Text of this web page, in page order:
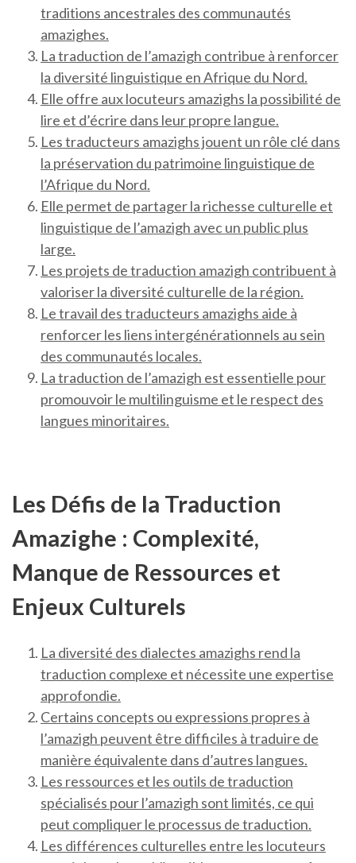
traditions ancestrales des communautés
amazighes.
La traduction de l’amazigh contribue à renforcer
la diversité linguistique en Afrique du Nord.
Elle offre aux locuteurs amazighs la possibilité de
lire et d’écrire dans leur propre langue.
Les traducteurs amazighs jouent un rôle clé dans
la préservation du patrimoine linguistique de
l’Afrique du Nord.
Elle permet de partager la richesse culturelle et
linguistique de l’amazigh avec un public plus
large.
Les projets de traduction amazigh contribuent à
valoriser la diversité culturelle de la région.
Le travail des traducteurs amazighs aide à
renforcer les liens intergénérationnels au sein
des communautés locales.
La traduction de l’amazigh est essentielle pour
promouvoir le multilinguisme et le respect des
langues minoritaires.
Les Défis de la Traduction
Amazighe : Complexité,
Manque de Ressources et
Enjeux Culturels
La diversité des dialectes amazighs rend la
traduction complexe et nécessite une expertise
approfondie.
Certains concepts ou expressions propres à
l’amazigh peuvent être difficiles à traduire de
manière équivalente dans d’autres langues.
Les ressources et les outils de traduction
spécialisés pour l’amazigh sont limités, ce qui
peut compliquer le processus de traduction.
Les différences culturelles entre les locuteurs